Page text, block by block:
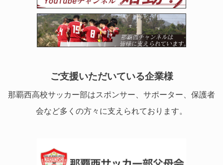
ご支援いただいている企業様
那覇西高校サッカー部はスポンサー、サポーター、保護者
会など多くの方々に支えられております。